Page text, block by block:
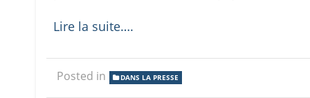
Lire la suite….
Posted in DANS LA PRESSE